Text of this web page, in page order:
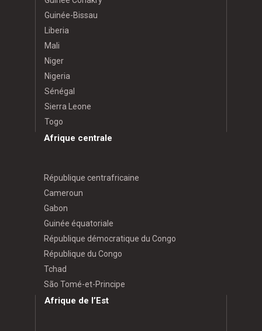
Guinée-Bissau
Liberia
Mali
Niger
Nigeria
Sénégal
Sierra Leone
Togo
Afrique centrale
République centrafricaine
Cameroun
Gabon
Guinée équatoriale
République démocratique du Congo
République du Congo
Tchad
São Tomé-et-Principe
Afrique de l’Est